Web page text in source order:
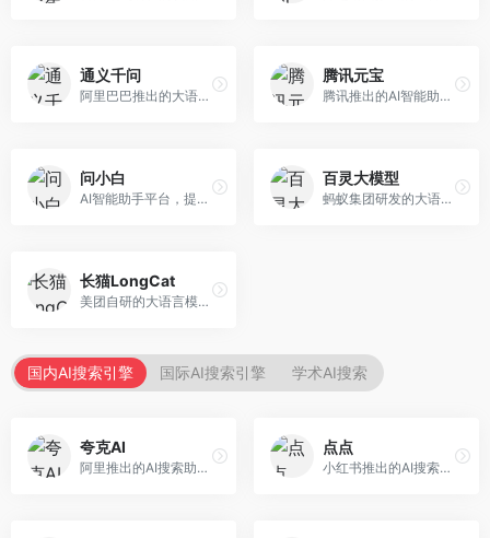
通义千问
阿里巴巴推出的大语言模型平台，提供对话问答、文档处理、图像理解、代码编写等全方位AI服务。面向企业用户和个人开发者，集成阿里云生态，支持多模态交互，企业级安全保障。
腾讯元宝
腾讯推出的AI智能助手，整合微信生态和腾讯云服务。面向普通用户和企业客户，支持文档解析、图像理解、联网搜索等功能，与腾讯产品无缝衔接，办公协作便捷。
问小白
AI智能助手平台，提供知识问答、文本创作、文档处理等服务。面向普通用户和职场人士，操作简便，响应速度快，支持多场景应用。
百灵大模型
蚂蚁集团研发的大语言模型平台，专注于金融科技和企业服务。面向金融机构和企业客户，提供智能客服、风险分析、文档处理等服务，金融场景理解深入。
长猫LongCat
美团自研的大语言模型对话平台，专注于本地生活服务场景。面向美团生态用户，提供智能推荐、服务问答等功能，本地生活知识覆盖全面。
国内AI搜索引擎 国际AI搜索引擎 学术AI搜索
夸克AI
阿里推出的AI搜索助手，整合搜索与AI功能。面向年轻用户，提供智能搜索、文档处理、学习辅助等服务，与夸克生态深度整合。
点点
小红书推出的AI搜索应用，专注于生活方式内容搜索。面向小红书用户，提供生活攻略、消费决策、内容推荐等服务，生活方式内容丰富。